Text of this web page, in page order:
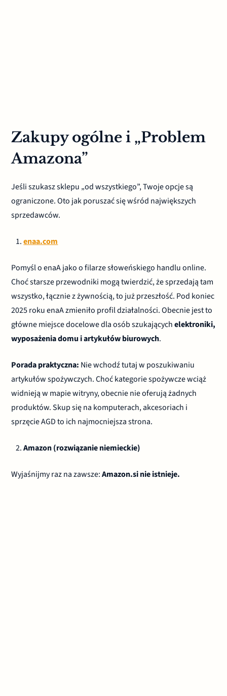
Zakupy ogólne i „Problem
Amazona”
Jeśli szukasz sklepu „od wszystkiego”, Twoje opcje są
ograniczone. Oto jak poruszać się wśród największych
sprzedawców.
enaa.com
Pomyśl o enaA jako o filarze słoweńskiego handlu online.
Choć starsze przewodniki mogą twierdzić, że sprzedają tam
wszystko, łącznie z żywnością, to już przeszłość. Pod koniec
2025 roku enaA zmieniło profil działalności. Obecnie jest to
główne miejsce docelowe dla osób szukającychelektroniki,
wyposażenia domu i artykułów biurowych.
Porada praktyczna: Nie wchodź tutaj w poszukiwaniu
artykułów spożywczych. Choć kategorie spożywcze wciąż
widnieją w mapie witryny, obecnie nie oferują żadnych
produktów. Skup się na komputerach, akcesoriach i
sprzęcie AGD to ich najmocniejsza strona.
Amazon (rozwiązanie niemieckie)
Wyjaśnijmy raz na zawsze:Amazon.si nie istnieje.